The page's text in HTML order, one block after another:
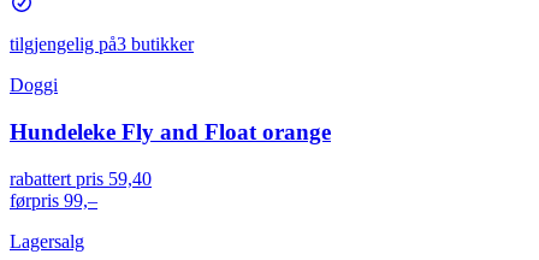
tilgjengelig på3 butikker
Doggi
Hundeleke Fly and Float orange
rabattert pris 59,40
førpris 99,–
Lagersalg